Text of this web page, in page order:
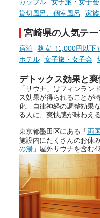
カップル 女子旅・女子会
貸切風呂、個室風呂
家族
宮崎県の人気テ
宿泊 格安（1,000円以下）
ホテル
女子旅・女子会
デトックス効果と
「サウナ」はフィンラン
ス効果が得られることが
化、自律神経の調整効果
る人に、爽快感が味わえ
東京都墨田区にある「両
施設内にたくさんのお休
の湯」屋外サウナを含む